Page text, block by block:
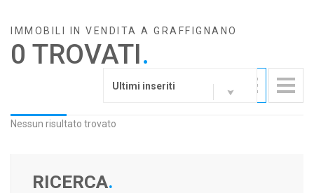
IMMOBILI IN VENDITA A GRAFFIGNANO
0 TROVATI.
Ultimi inseriti
Nessun risultato trovato
RICERCA.